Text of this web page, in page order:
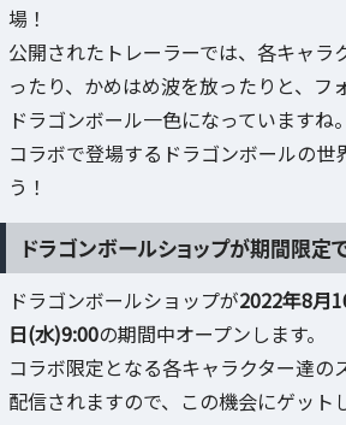
場！
公開されたトレーラーでは、各キャラ
ったり、かめはめ波を放ったりと、フ
ドラゴンボール一色になっていますね。
コラボで登場するドラゴンボールの世
う！
ドラゴンボールショップが期間限定
ドラゴンボールショップが2022年8月
日(水)9:00の期間中オープンします。
コラボ限定となる各キャラクター達の
配信されますので、この機会にゲット